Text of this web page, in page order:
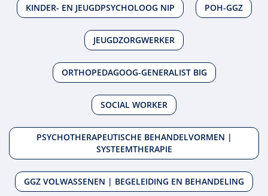
KINDER- EN JEUGDPSYCHOLOOG NIP POH-GGZ
JEUGDZORGWERKER
ORTHOPEDAGOOG-GENERALIST BIG
SOCIAL WORKER
PSYCHOTHERAPEUTISCHE BEHANDELVORMEN |
SYSTEEMTHERAPIE
GGZ VOLWASSENEN | BEGELEIDING EN BEHANDELING